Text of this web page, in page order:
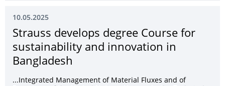
10.05.2025
Strauss develops degree Course for
sustainability and innovation in
Bangladesh
...Integrated Management of Material Fluxes and of